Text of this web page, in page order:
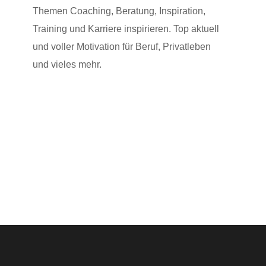
Themen Coaching, Beratung, Inspiration,
Training und Karriere inspirieren. Top aktuell
und voller Motivation für Beruf, Privatleben
und vieles mehr.